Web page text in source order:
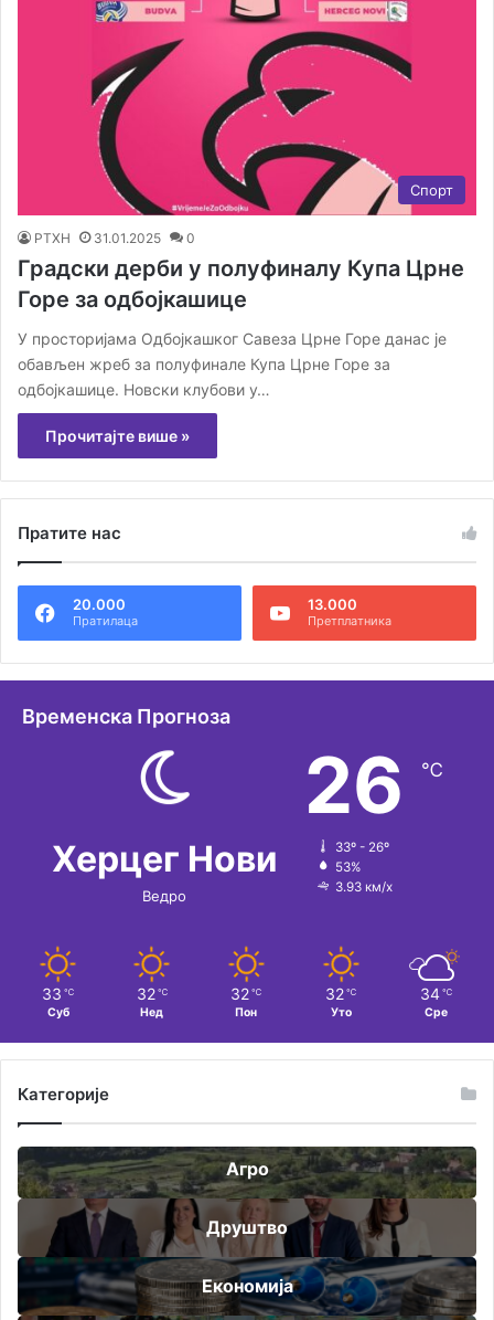
Спорт
РТХН 31.01.2025 0
Градски дерби у полуфиналу Купа Црне
Горе за одбојкашице
У просторијама Одбојкашког Савеза Црне Горе данас је
обављен жреб за полуфинале Купа Црне Горе за
одбојкашице. Новски клубови у…
Прочитајте више »
Пратите нас
20.000
Пратилаца
13.000
Претплатника
Временска Прогноза
Херцег Нови
Ведро
26 ℃
33º - 26º
53%
3.93 км/х
33 ℃
Суб
32 ℃
Нед
32 ℃
Пон
32 ℃
Уто
34 ℃
Сре
Категорије
Агро
Друштво
Економија